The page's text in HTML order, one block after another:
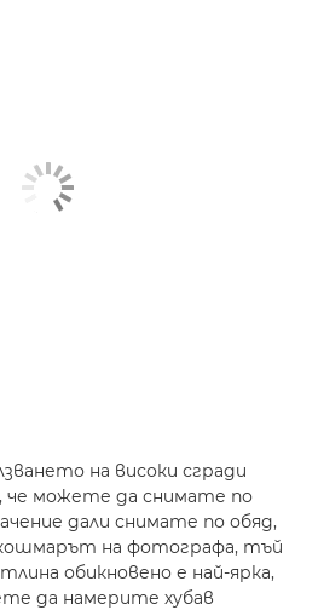
на високи сгради
че можете да снимате по
дали снимате по обяд,
на фотографа, тъй
обикновено е най-ярка,
да намерите хубав